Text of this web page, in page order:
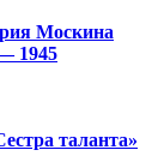
Москина
1945
таланта»